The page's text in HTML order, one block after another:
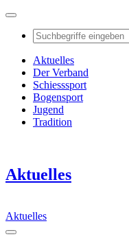
Aktuelles
Der Verband
Schiesssport
Bogensport
Jugend
Tradition
Aktuelles
Aktuelles